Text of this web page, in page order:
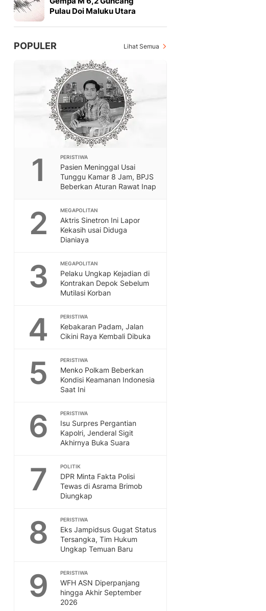
Pulau Doi Maluku Utara
POPULER Lihat Semua
1 PERISTIWA
Pasien Meninggal Usai
Tunggu Kamar 8 Jam, BPJS
Beberkan Aturan Rawat Inap
2 MEGAPOLITAN
Aktris Sinetron Ini Lapor
Kekasih usai Diduga
Dianiaya
3 MEGAPOLITAN
Pelaku Ungkap Kejadian di
Kontrakan Depok Sebelum
Mutilasi Korban
4 PERISTIWA
Kebakaran Padam, Jalan
Cikini Raya Kembali Dibuka
5 PERISTIWA
Menko Polkam Beberkan
Kondisi Keamanan Indonesia
Saat Ini
6 PERISTIWA
Isu Surpres Pergantian
Kapolri, Jenderal Sigit
Akhirnya Buka Suara
7 POLITIK
DPR Minta Fakta Polisi
Tewas di Asrama Brimob
Diungkap
8 PERISTIWA
Eks Jampidsus Gugat Status
Tersangka, Tim Hukum
Ungkap Temuan Baru
9 PERISTIWA
WFH ASN Diperpanjang
hingga Akhir September
2026